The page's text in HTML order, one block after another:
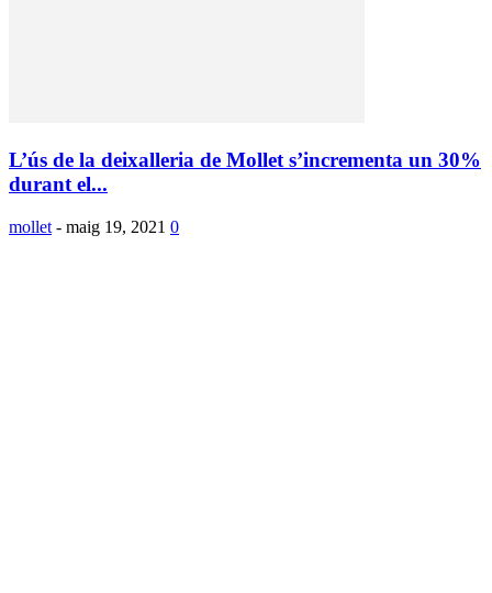
L’ús de la deixalleria de Mollet s’incrementa un 30%
durant el...
mollet - maig 19, 2021 0